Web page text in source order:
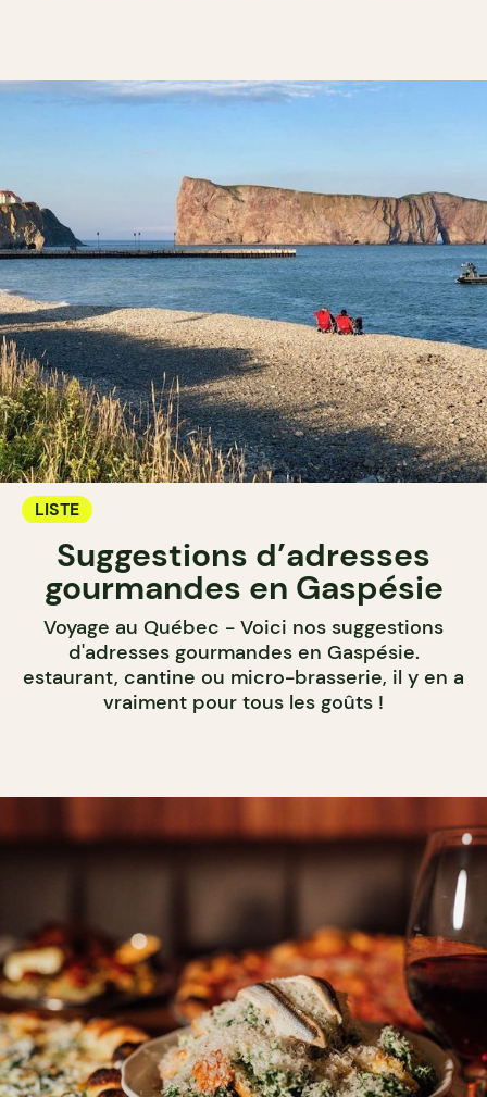
LISTE
Suggestions d’adresses
gourmandes en Gaspésie
Voyage au Québec - Voici nos suggestions
d'adresses gourmandes en Gaspésie.
estaurant, cantine ou micro-brasserie, il y en a
vraiment pour tous les goûts !